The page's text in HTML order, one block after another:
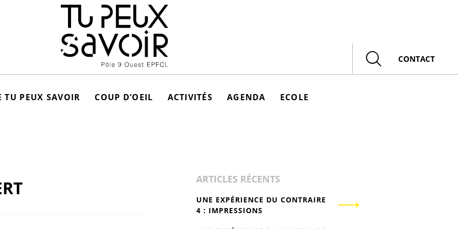
Rechercher
CONTACT
TU PEUX SAVOIR COUP D’OEIL ACTIVITÉS AGENDA ECOLE
ARTICLES RÉCENTS
UNE EXPÉRIENCE DU CONTRAIRE
4 : IMPRESSIONS